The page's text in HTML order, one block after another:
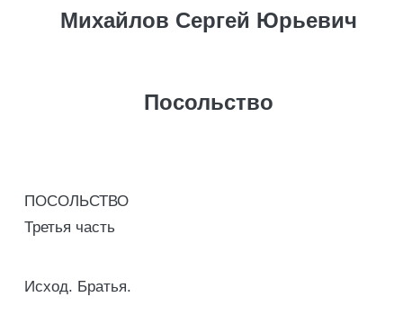
Михайлов Сергей Юрьевич
Посольство
ПОСОЛЬСТВО
Третья часть
Исход. Братья.